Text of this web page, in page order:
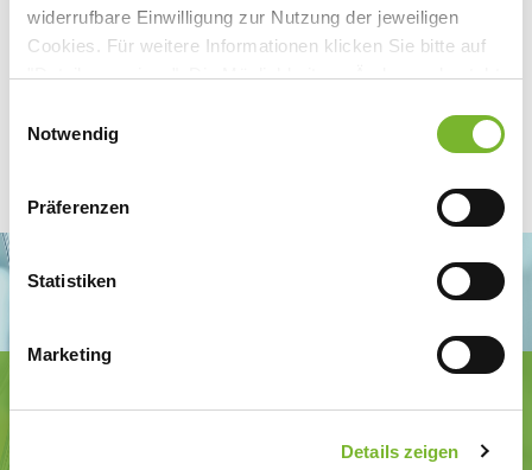
widerrufbare Einwilligung zur Nutzung der jeweiligen
Cookies. Für weitere Informationen klicken Sie bitte auf
"Details anzeigen". Die Möglichkeit zur Änderung besteht
Datenschutzerklärung
Notwendig
Präferenzen
Statistiken
Marketing
Details zeigen
Tersteegenstr. 9 · 40474 Düsseldorf